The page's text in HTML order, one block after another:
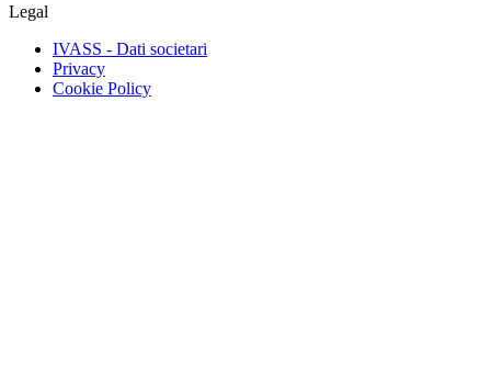
Legal
IVASS - Dati societari
Privacy
Cookie Policy